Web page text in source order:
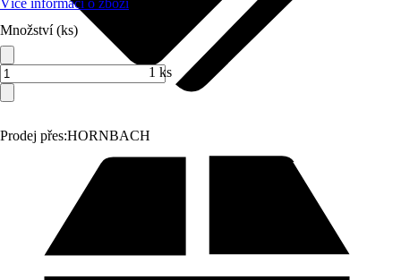
Prodej přes:HORNBACH
Více informací o zboží
Množství (ks)
1 ks